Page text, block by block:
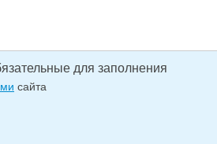
для заполнения
сайта